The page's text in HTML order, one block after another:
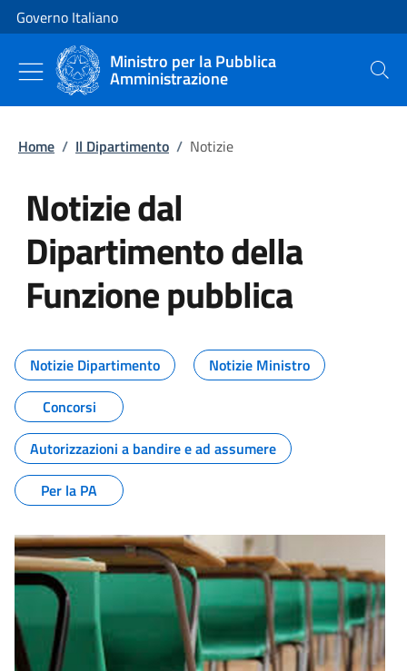
Vai al contenuto
Vai alla navigazione del sito
Governo Italiano
Ministro per la Pubblica
Amministrazione Cerca
Home / Il Dipartimento / Notizie
Notizie dal
Dipartimento della
Funzione pubblica
Tutti i contenuti della pagina
Notizie Dipartimento
Notizie Ministro
Concorsi
Autorizzazioni a bandire e ad assumere
Per la PA